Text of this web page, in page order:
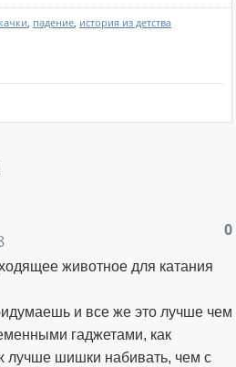
, падение, история из детства
0
животное для катания
и все же это лучше чем
гаджетами, как
лучше шишки набивать, чем с